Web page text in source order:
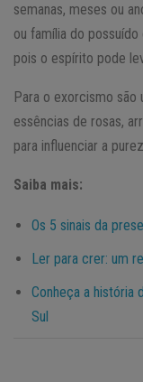
semanas, meses ou
ou família do
pois o espírito pode
Para o exorcismo são
essências de rosas,
para influenciar a
Saiba mais:
Os 5 sinais da
Ler para crer: um
Conheça a história
Sul